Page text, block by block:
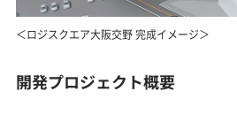
＜ロジスクエア大阪交野 完成イメージ＞
開発プロジェクト概要